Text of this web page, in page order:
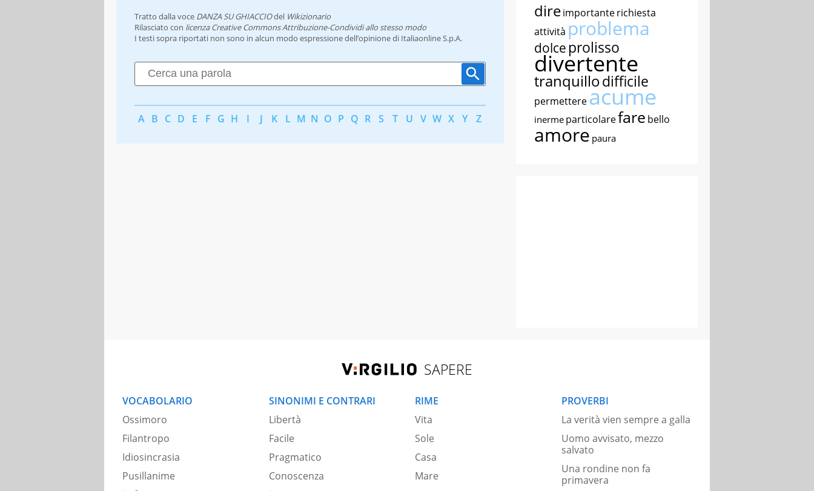
Tratto dalla voce DANZA SU GHIACCIOdel Wikizionario
Rilasciato con licenza Creative Commons Attribuzione-Condividi allo stesso modo
I testi sopra riportati non sono in alcun modo espressione dell’opinione di Italiaonline S.p.A.
A B C D E F G H I J K L M N O P Q R S T U V W X Y Z
direimportanterichiesta
attività problema
dolce prolisso
divertente
tranquillodifficile
permettereacume
inerme particolarefare bello
amore paura
SAPERE
VOCABOLARIO
Ossimoro
Filantropo
Idiosincrasia
Pusillanime
SINONIMI E CONTRARI
Libertà
Facile
Pragmatico
Conoscenza
RIME
Vita
Sole
Casa
Mare
PROVERBI
La verità vien sempre a galla
Uomo avvisato, mezzo
salvato
Una rondine non fa
primavera